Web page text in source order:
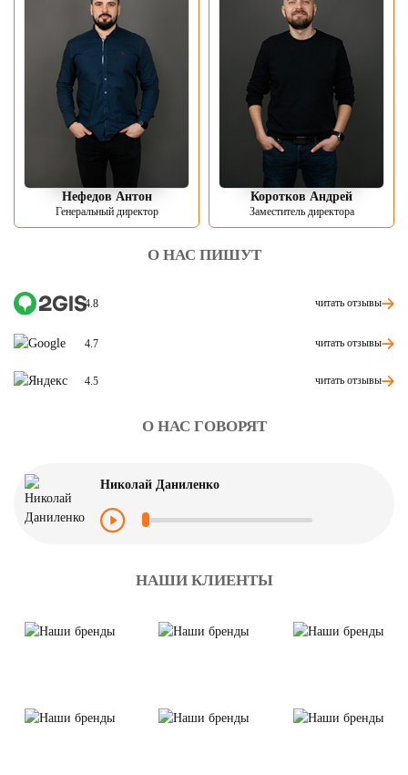
Нефедов Антон
Генеральный директор
Коротков Андрей
Заместитель директора
О НАС ПИШУТ
4.8 читать отзывы
4.7 читать отзывы
4.5 читать отзывы
О НАС ГОВОРЯТ
Николай Даниленко
НАШИ КЛИЕНТЫ